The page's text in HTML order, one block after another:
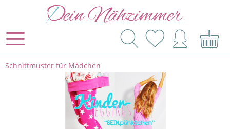
Schnittmuster für Mädchen